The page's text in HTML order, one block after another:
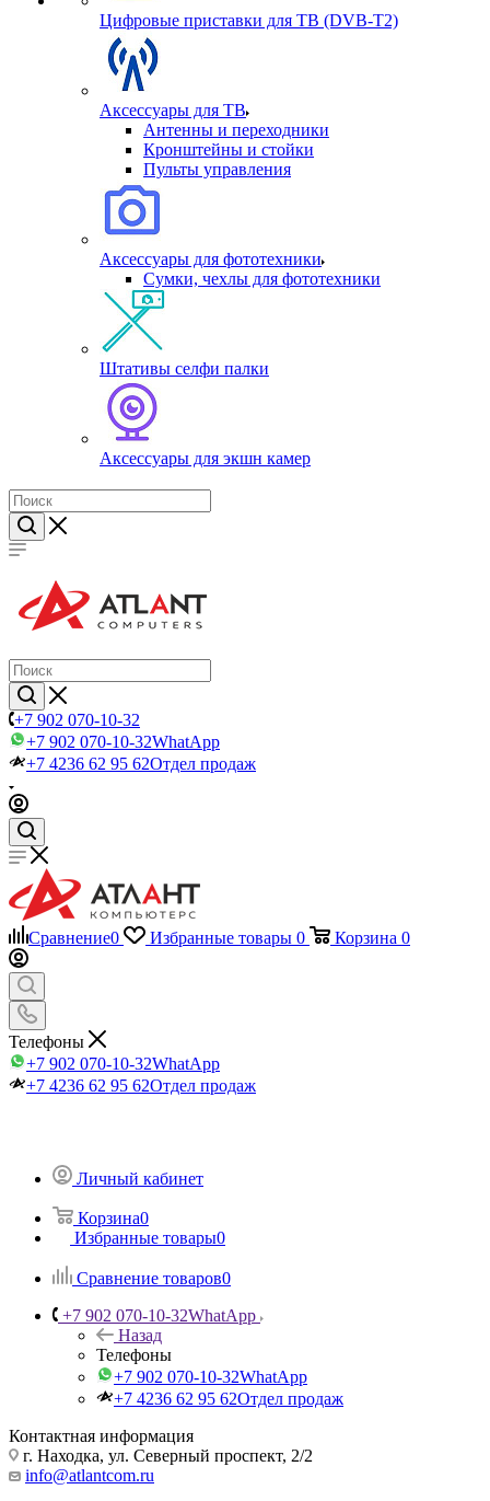
Цифровые приставки для ТВ (DVB-T2)
Аксессуары для ТВ
Антенны и переходники
Кронштейны и стойки
Пульты управления
Аксессуары для фототехники
Сумки, чехлы для фототехники
Штативы селфи палки
Аксессуары для экшн камер
+7 902 070-10-32
+7 902 070-10-32WhatApp
+7 4236 62 95 62Отдел продаж
Сравнение0 Избранные товары 0 Корзина 0
Телефоны
+7 902 070-10-32WhatApp
+7 4236 62 95 62Отдел продаж
Личный кабинет
Корзина0
Избранные товары0
Сравнение товаров0
+7 902 070-10-32WhatApp
Назад
Телефоны
+7 902 070-10-32WhatApp
+7 4236 62 95 62Отдел продаж
Контактная информация
г. Находка, ул. Северный проспект, 2/2
info@atlantcom.ru